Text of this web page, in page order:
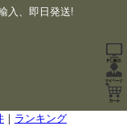
入、即日発送!
｜ ランキング